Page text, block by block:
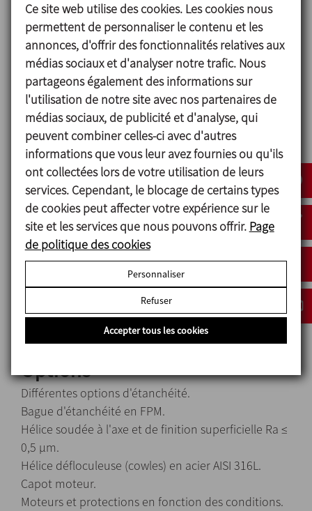
Fixation de hélice à l'axe et de celui-ci au demi-axe
de tête à l'aide de vis allen,
ou bien à l'axe d'une seule pièce dans le cas des
turbines à dents de scie.
Moteur IEC B5, 4 poles, IP55, isolation de classe F.
Puissance maximale 5,5 kW.
Hélice marine (de type 10).
Matériels
Pièces en contact avec le produit AISI 316L.
Bague d'étanchéité NBR
Support de roulements Aluminium
Bride de connexion acier AISI 316L
Finition superficielle Ra ≤ 0,8 μm (excepté
Options
Différentes options d'étanchéité.
Bague d'étanchéité en FPM.
Hélice soudée à l'axe et de finition superficielle Ra ≤
0,5 μm.
Hélice défloculeuse (cowles) en acier AISI 316L.
Capot moteur.
Moteurs et protections en fonction des conditions.
Ce site web utilise des cookies. Les cookies nous
permettent de personnaliser le contenu et les
annonces, d'offrir des fonctionnalités relatives aux
médias sociaux et d'analyser notre trafic. Nous
partageons également des informations sur
l'utilisation de notre site avec nos partenaires de
médias sociaux, de publicité et d'analyse, qui
peuvent combiner celles-ci avec d'autres
informations que vous leur avez fournies ou qu'ils
ont collectées lors de votre utilisation de leurs
services. Cependant, le blocage de certains types
de cookies peut affecter votre expérience sur le
site et les services que nous pouvons offrir. Page
de politique des cookies
Personnaliser
Refuser
Accepter tous les cookies